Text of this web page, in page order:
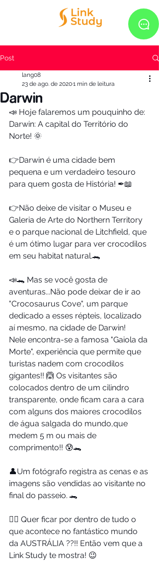
Post
Darwin
lang08
23 de ago. de 20201 min de leitura
📣 Hoje falaremos um pouquinho de:
Darwin: A capital do Território do
Norte! 🌞
👉Darwin é uma cidade bem
pequena e um verdadeiro tesouro
para quem gosta de História! ✒📖
👉Não deixe de visitar o Museu e
Galeria de Arte do Northern Territory
e o parque nacional de Litchfield, que
é um ótimo lugar para ver crocodilos
em seu habitat natural.🐊
📣🐊 Mas se você gosta de
aventuras...Não pode deixar de ir ao
"Crocosaurus Cove", um parque
dedicado a esses répteis, localizado
aí mesmo, na cidade de Darwin!
Nele encontra-se a famosa "Gaiola da
Morte", experiência que permite que
turistas nadem com crocodilos
gigantes!! 🙆 Os visitantes são
colocados dentro de um cilindro
transparente, onde ficam cara a cara
com alguns dos maiores crocodilos
de água salgada do mundo,que
medem 5 m ou mais de
comprimento!! 😰🐊
👤Um fotógrafo registra as cenas e as
imagens são vendidas ao visitante no
final do passeio. 🐊
🙋‍♀️ Quer ficar por dentro de tudo o
que acontece no fantástico mundo
da AUSTRÁLIA ??!! Então vem que a
Link Study te mostra! 😉